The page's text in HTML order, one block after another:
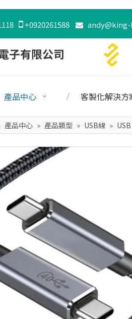
+0920261588 
產品中心 客製化解決方
產品中心 » 產品類型 » USB線 »